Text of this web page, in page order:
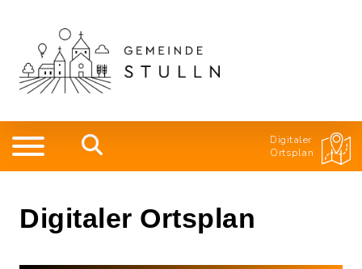
Digitaler
Ortsplan
Digitaler Ortsplan